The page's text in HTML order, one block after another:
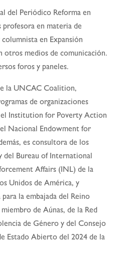
del Periódico Reforma en
profesora en materia de
en Expansión
otros medios de comunicación.
foros y paneles.
la UNCAC Coalition,
de organizaciones
Institution for Poverty Action
Nacional Endowment for
es consultora de los
del Bureau of International
Affairs (INL) de la
Unidos de América, y
la embajada del Reino
de Aúnas, de la Red
de Género y del Consejo
Estado Abierto del 2024 de la